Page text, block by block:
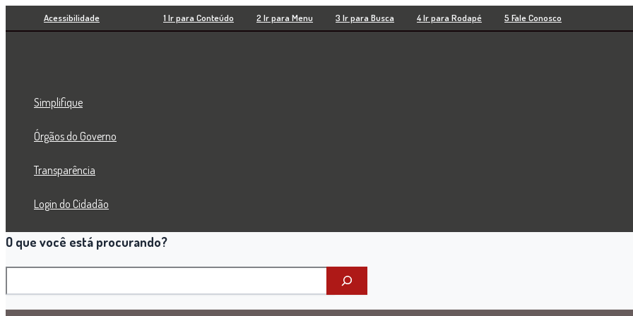
Ir
para
Acessibilidade 1 Ir para Conteúdo 2 Ir para Menu 3 Ir para Busca 4 Ir para Rodapé 5 Fale Conosco
Simplifique
Órgãos do Governo
Transparência
Login do Cidadão
O que você está procurando?
Pesquisar